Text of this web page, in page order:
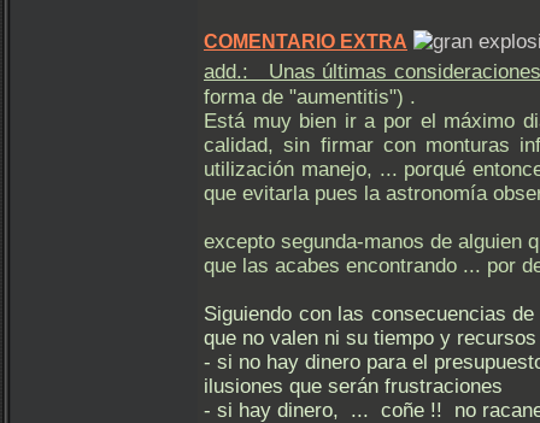
COMENTARIO EXTRA
add.: Unas últimas
forma de "aumentitis") .
Está muy bien ir a por el máximo
calidad, sin firmar con monturas
utilización manejo, ... porqué
que evitarla pues la astronomía
excepto segunda-manos de
que las acabes encontrando ... por
Siguiendo con las consecuencias
que no valen ni su tiempo y
- si no hay dinero para el
ilusiones que serán frustraciones
- si hay dinero, ... coñe !! no